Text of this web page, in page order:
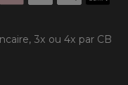
3x ou 4x par CB